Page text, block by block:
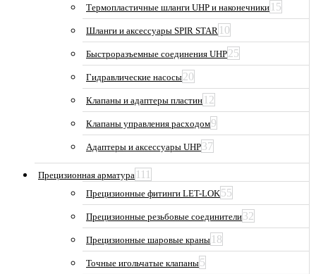
Термопластичные шланги UHP и наконечники 15
Шланги и аксессуары SPIR STAR 10
Быстроразъемные соединения UHP25
Гидравлические насосы20
Клапаны и адаптеры пластин 12
Клапаны управления расходом9
Адаптеры и аксессуары UHP37
Прецизионная арматура 111
Прецизионные фитинги LET-LOK55
Прецизионные резьбовые соединители32
Прецизионные шаровые краны 18
Точные игольчатые клапаны5